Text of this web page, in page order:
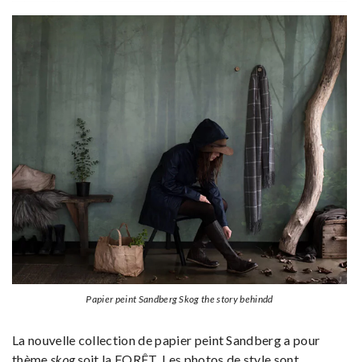
Papier peint Sandberg Skog the story behindd
La nouvelle collection de papier peint Sandberg a pour